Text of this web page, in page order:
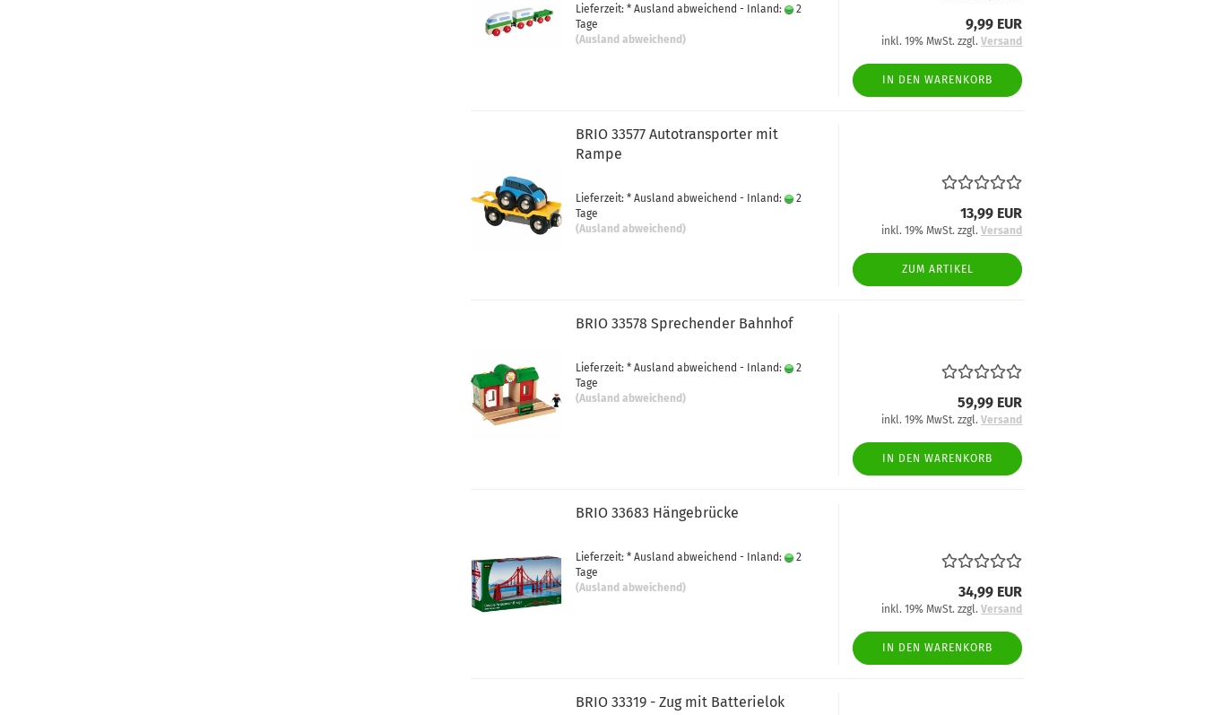
Lieferzeit: * Ausland abweichend - Inland:
2
Tage
(Ausland abweichend)
9,99 EUR
inkl. 19% MwSt. zzgl.Versand
IN DEN WARENKORB
BRIO 33577 Autotransporter mit
Rampe
Lieferzeit: * Ausland abweichend - Inland:
2
Tage
(Ausland abweichend)
13,99 EUR
inkl. 19% MwSt. zzgl.Versand
ZUM ARTIKEL
BRIO 33578 Sprechender Bahnhof
Lieferzeit: * Ausland abweichend - Inland:
2
Tage
(Ausland abweichend)
59,99 EUR
inkl. 19% MwSt. zzgl.Versand
IN DEN WARENKORB
BRIO 33683 Hängebrücke
Lieferzeit: * Ausland abweichend - Inland:
2
Tage
(Ausland abweichend)
34,99 EUR
inkl. 19% MwSt. zzgl.Versand
IN DEN WARENKORB
BRIO 33319 - Zug mit Batterielok